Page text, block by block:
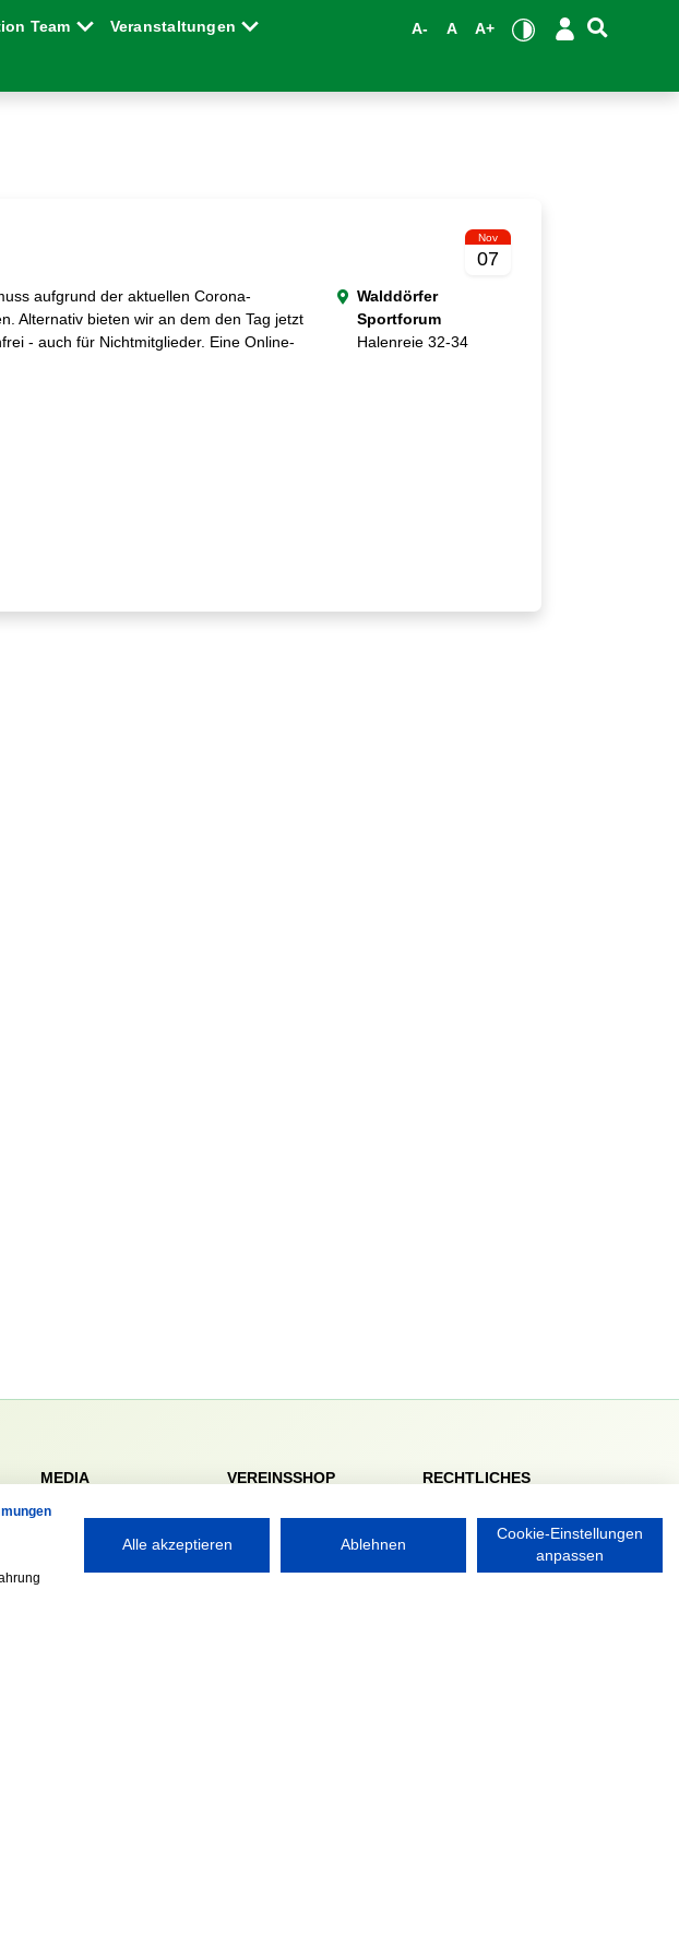
Team Veranstaltungen A- A A+
Nov
07
aufgrund der aktuellen Corona-
Alternativ bieten wir an dem den Tag jetzt
- auch für Nichtmitglieder. Eine Online-
Walddörfer
Sportforum
Halenreie 32-34
MEDIA VEREINSSHOP
Nordsport.store
RECHTLICHES
Datenschutzerklärung
Alle akzeptieren Ablehnen
Cookie-Einstellungen
anpassen